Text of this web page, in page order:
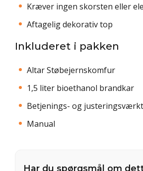
Kræver ingen skorsten eller
Aftagelig dekorativ top
Inkluderet i pakken
Altar Støbejernskomfur
1,5 liter bioethanol brandkar
Betjenings- og
Manual
Har du spørgsmål om